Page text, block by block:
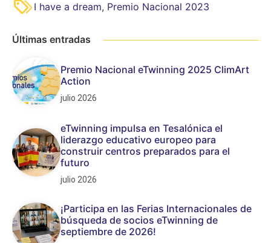
I have a dream, Premio Nacional 2023
Últimas entradas
Premio Nacional eTwinning 2025 ClimArt
Action
julio 2026
eTwinning impulsa en Tesalónica el
liderazgo educativo europeo para
construir centros preparados para el
futuro
julio 2026
¡Participa en las Ferias Internacionales de
búsqueda de socios eTwinning de
septiembre de 2026!